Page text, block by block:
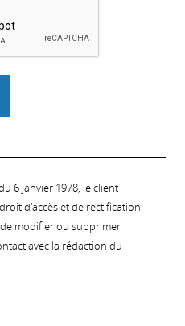
6 janvier 1978, le client
d'accès et de rectification.
modifier ou supprimer
avec la rédaction du